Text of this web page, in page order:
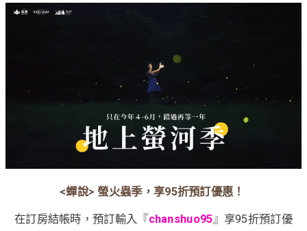
<蟬說> 螢火蟲季，享95折預訂優惠！
在訂房結帳時，預訂輸入『chanshuo95』享95折預訂優